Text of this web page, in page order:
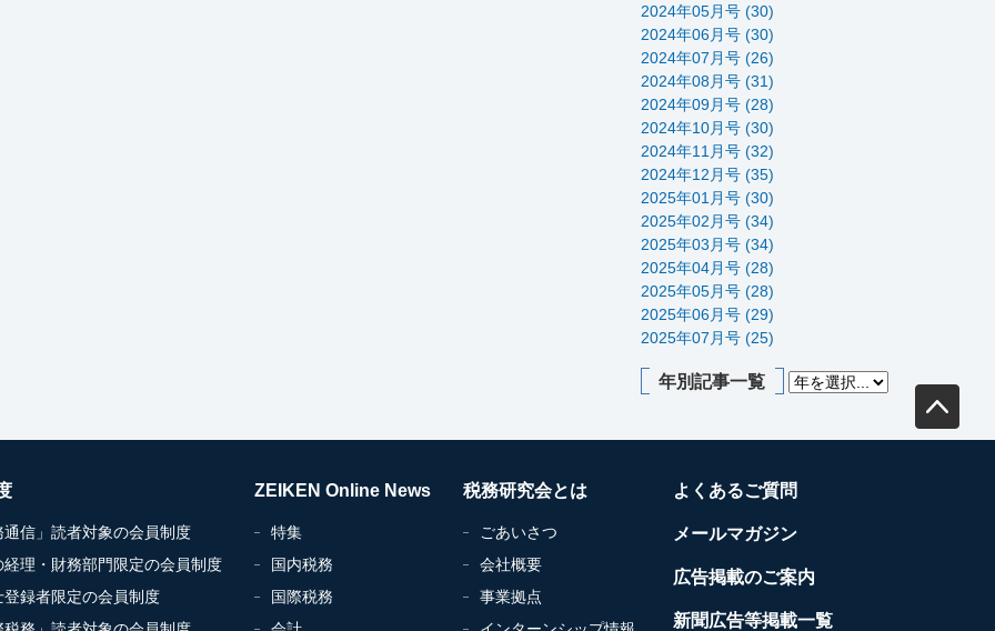
2024年05月号 (30)
2024年06月号 (30)
2024年07月号 (26)
2024年08月号 (31)
2024年09月号 (28)
2024年10月号 (30)
2024年11月号 (32)
2024年12月号 (35)
2025年01月号 (30)
2025年02月号 (34)
2025年03月号 (34)
2025年04月号 (28)
2025年05月号 (28)
2025年06月号 (29)
2025年07月号 (25)
年別記事一覧
通信」読者対象の会員制度
経理・財務部門限定の会員制度
登録者限定の会員制度
ZEIKEN Online News
特集
国内税務
国際税務
税務研究会とは
ごあいさつ
会社概要
事業拠点
よくあるご質問
メールマガジン
広告掲載のご案内
新聞広告等掲載一覧